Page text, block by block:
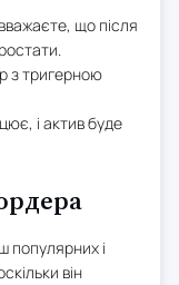
що після
з тригерною
і актив буде
популярних і
він